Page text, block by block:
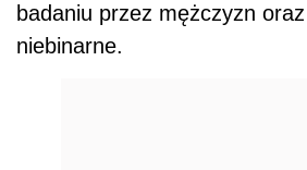
badaniu przez mężczyzn
niebinarne.